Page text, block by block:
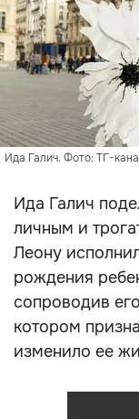
Ида Галич. Фото: ТГ-
Ида Галич
личным и
Леону
рождения
сопроводив
котором
изменило ее